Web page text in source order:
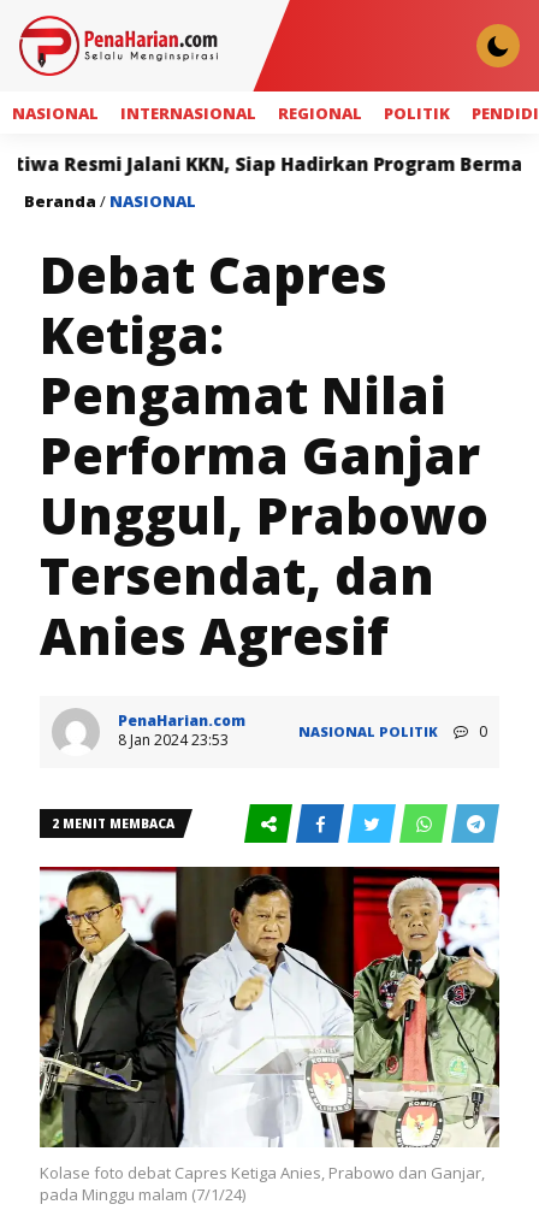
NASIONAL INTERNASIONAL REGIONAL POLITIK
Jalani KKN, Siap Hadirkan Program Bermanfaat bagi
Beranda / NASIONAL
Debat Capres
Ketiga:
Pengamat Nilai
Performa Ganjar
Unggul, Prabowo
Tersendat, dan
Anies Agresif
PenaHarian.com
8 Jan 2024 23:53
NASIONAL POLITIK 0
2 MENIT MEMBACA
Kolase foto debat Capres Ketiga Anies, Prabowo dan Ganjar,
pada Minggu malam (7/1/24)